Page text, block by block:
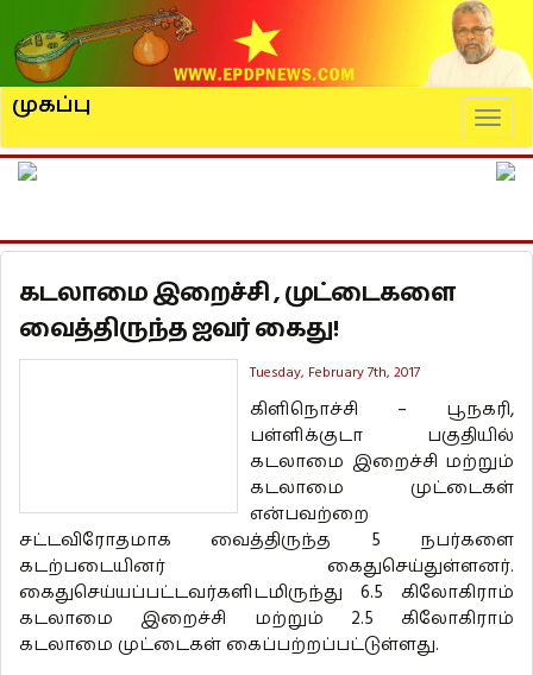
முகப்பு
கடலாமை இறைச்சி , முட்டைகளை
வைத்திருந்த ஐவர் கைது!
Tuesday, February 7th, 2017
கிளிநொச்சி – பூநகரி,
பள்ளிக்குடா பகுதியில்
கடலாமை இறைச்சி மற்றும்
கடலாமை முட்டைகள்
என்பவற்றை
சட்டவிரோதமாக வைத்திருந்த 5 நபர்களை
கடற்படையினர் கைதுசெய்துள்ளனர்.
கைதுசெய்யப்பட்டவர்களிடமிருந்து 6.5 கிலோகிராம்
கடலாமை இறைச்சி மற்றும் 2.5 கிலோகிராம்
கடலாமை முட்டைகள் கைப்பற்றப்பட்டுள்ளது.